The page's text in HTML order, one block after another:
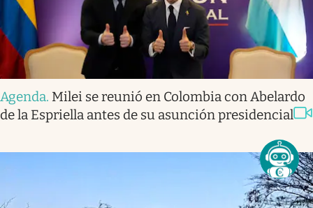
Agenda. Milei se reunió en Colombia con Abelardo
de la Espriella antes de su asunción presidencial